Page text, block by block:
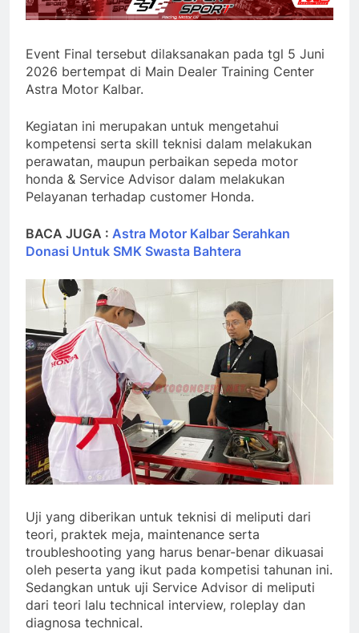
Event Final tersebut dilaksanakan pada tgl 5 Juni
2026 bertempat di Main Dealer Training Center
Astra Motor Kalbar.
Kegiatan ini merupakan untuk mengetahui
kompetensi serta skill teknisi dalam melakukan
perawatan, maupun perbaikan sepeda motor
honda & Service Advisor dalam melakukan
Pelayanan terhadap customer Honda.
BACA JUGA : Astra Motor Kalbar Serahkan
Donasi Untuk SMK Swasta Bahtera
Uji yang diberikan untuk teknisi di meliputi dari
teori, praktek meja, maintenance serta
troubleshooting yang harus benar-benar dikuasai
oleh peserta yang ikut pada kompetisi tahunan ini.
Sedangkan untuk uji Service Advisor di meliputi
dari teori lalu technical interview, roleplay dan
diagnosa technical.